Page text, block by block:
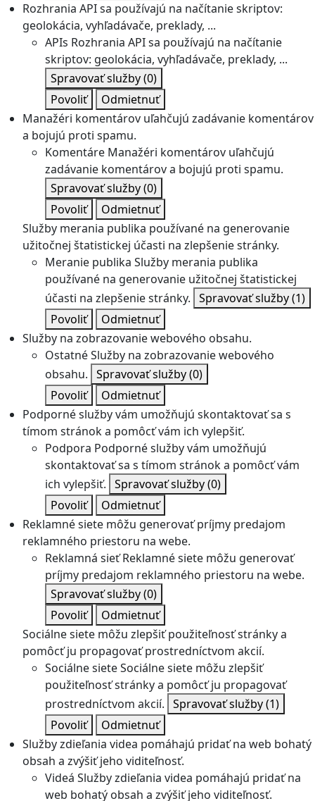
Rozhrania API sa používajú na načítanie skriptov:
geolokácia, vyhľadávače, preklady, ...
APIs Rozhrania API sa používajú na načítanie
skriptov: geolokácia, vyhľadávače, preklady, ...
Spravovať služby(0)
Povoliť
Odmietnuť
Manažéri komentárov uľahčujú zadávanie komentárov
a bojujú proti spamu.
Komentáre Manažéri komentárov uľahčujú
zadávanie komentárov a bojujú proti spamu.
Spravovať služby(0)
Povoliť
Odmietnuť
Služby merania publika používané na generovanie
užitočnej štatistickej účasti na zlepšenie stránky.
Meranie publika Služby merania publika
používané na generovanie užitočnej štatistickej
účasti na zlepšenie stránky. Spravovať služby(1)
Povoliť
Odmietnuť
Služby na zobrazovanie webového obsahu.
OstatnéSlužby na zobrazovanie webového
obsahu. Spravovať služby(0)
Povoliť
Odmietnuť
Podporné služby vám umožňujú skontaktovať sa s
tímom stránok a pomôcť vám ich vylepšiť.
Podpora Podporné služby vám umožňujú
skontaktovať sa s tímom stránok a pomôcť vám
ich vylepšiť. Spravovať služby(0)
Povoliť
Odmietnuť
Reklamné siete môžu generovať príjmy predajom
reklamného priestoru na webe.
Reklamná sieť Reklamné siete môžu generovať
príjmy predajom reklamného priestoru na webe.
Spravovať služby(0)
Povoliť
Odmietnuť
Sociálne siete môžu zlepšiť použiteľnosť stránky a
pomôcť ju propagovať prostredníctvom akcií.
Sociálne sieteSociálne siete môžu zlepšiť
použiteľnosť stránky a pomôcť ju propagovať
prostredníctvom akcií. Spravovať služby(1)
Povoliť
Odmietnuť
Služby zdieľania videa pomáhajú pridať na web bohatý
obsah a zvýšiť jeho viditeľnosť.
Videá Služby zdieľania videa pomáhajú pridať na
web bohatý obsah a zvýšiť jeho viditeľnosť.